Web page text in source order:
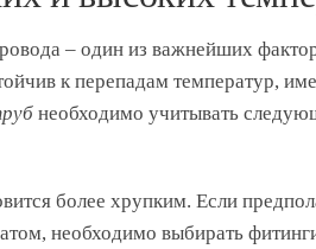
– один из важнейших
к перепадам температур,
необходимо учитывать
более хрупким. Если
необходимо выбирать